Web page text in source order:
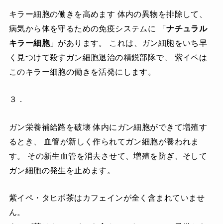
キラー細胞の働きを高めます 体内の異物を排除して、
病気から体を守るための免疫システムに 「ナチュラル
キラー細胞」があります。 これは、ガン細胞をいち早
く見つけて殺すガン細胞退治の精鋭部隊で、 紫イペは
このキラー細胞の働きを活発にします。
３．
ガン栄養補給路を破壊 体内にガン細胞ができて増殖す
るとき、 血管が新しく作られてガン細胞が養われま
す。 その新生血管を消去させて、増殖を防ぎ、そして
ガン細胞の発生を止めます。
紫イペ・タヒボ茶はカフェインが全く含まれていませ
ん。